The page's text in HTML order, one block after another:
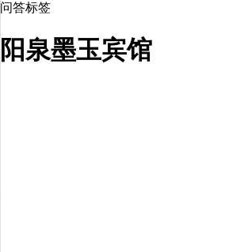
问答标签
阳泉墨玉宾馆